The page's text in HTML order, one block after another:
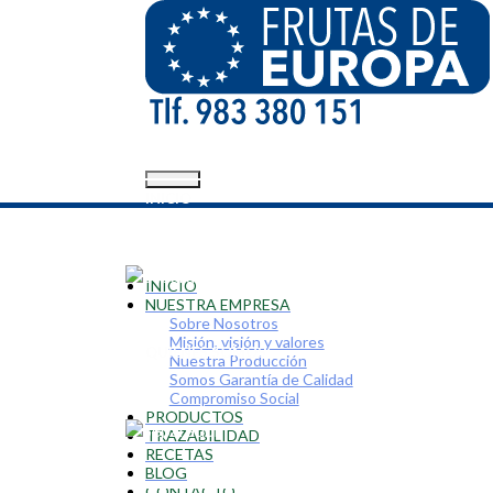
QUIÉNES SOMOS
INICIO
NUESTRA EMPRESA
Sobre Nosotros
Misión, visión y valores
Nuestra Producción
Somos Garantía de Calidad
Compromiso Social
PRODUCTOS
TRAZABILIDAD
RECETAS
BLOG